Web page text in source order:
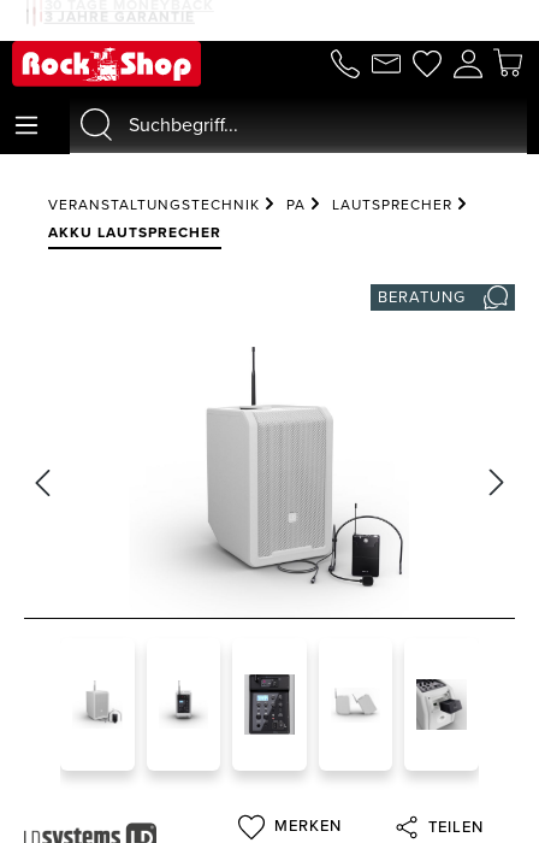
springen
3 JAHRE GARANTIE
30 TAGE MONEYBACK
VERANSTALTUNGSTECHNIK PA
LAUTSPRECHER
AKKU LAUTSPRECHER
BERATUNG
MERKEN TEILEN